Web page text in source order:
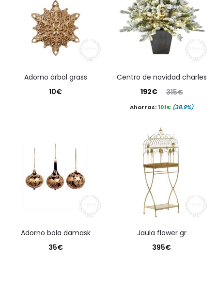
adorno árbol grass
10€
centro de navidad charles
315€
El
precio
era:
315€.
192€
El
precio
Ahorras:101€ (38.9%)
adorno bola damask
35€
jaula flower gr
395€